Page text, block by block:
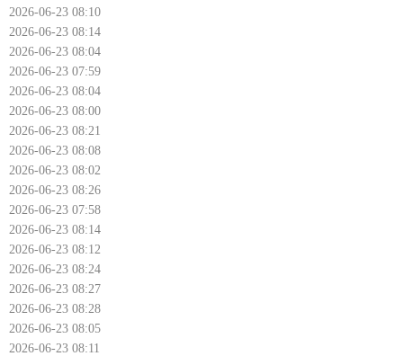
2026-06-23 08:10
2026-06-23 08:14
2026-06-23 08:04
2026-06-23 07:59
2026-06-23 08:04
2026-06-23 08:00
2026-06-23 08:21
2026-06-23 08:08
2026-06-23 08:02
2026-06-23 08:26
2026-06-23 07:58
2026-06-23 08:14
2026-06-23 08:12
2026-06-23 08:24
2026-06-23 08:27
2026-06-23 08:28
2026-06-23 08:05
2026-06-23 08:11